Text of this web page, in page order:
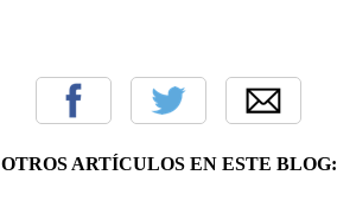
OTROS ARTÍCULOS EN ESTE BLOG: